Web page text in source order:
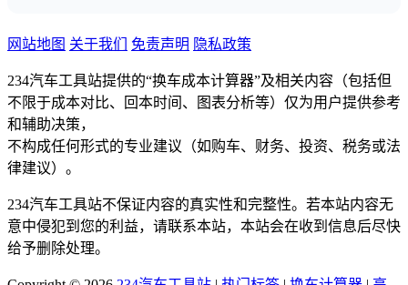
网站地图 关于我们 免责声明 隐私政策
234汽车工具站提供的“换车成本计算器”及相关内容（包括但
不限于成本对比、回本时间、图表分析等）仅为用户提供参考
和辅助决策，
不构成任何形式的专业建议（如购车、财务、投资、税务或法
律建议）。
234汽车工具站不保证内容的真实性和完整性。若本站内容无
意中侵犯到您的利益，请联系本站，本站会在收到信息后尽快
给予删除处理。